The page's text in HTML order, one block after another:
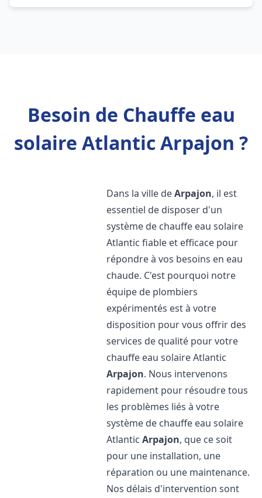
Besoin de Chauffe eau
solaire Atlantic Arpajon ?
Dans la ville deArpajon, il est
essentiel de disposer d'un
système de chauffe eau solaire
Atlantic fiable et efficace pour
répondre à vos besoins en eau
chaude. C'est pourquoi notre
équipe de plombiers
expérimentés est à votre
disposition pour vous offrir des
services de qualité pour votre
chauffe eau solaire Atlantic
Arpajon. Nous intervenons
rapidement pour résoudre tous
les problèmes liés à votre
système de chauffe eau solaire
AtlanticArpajon, que ce soit
pour une installation, une
réparation ou une maintenance.
Nos délais d'intervention sont